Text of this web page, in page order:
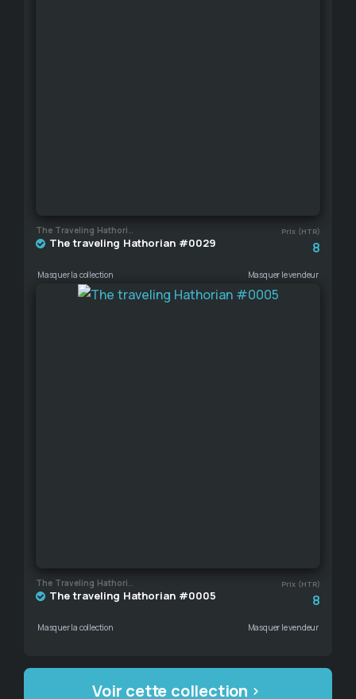
The Traveling Hathorian Prix (HTR)
The traveling Hathorian #0029 8
Masquer la collection Masquer le vendeur
The Traveling Hathorian Prix (HTR)
The traveling Hathorian #0005 8
Masquer la collection Masquer le vendeur
Voir cette collection